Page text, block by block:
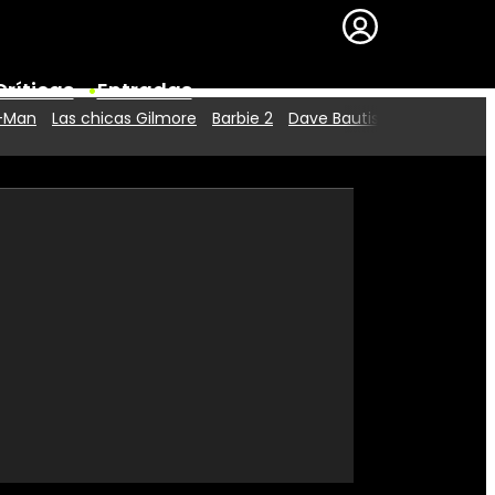
Entradas
Premios
Las chicas Gilmore Barbie 2 Dave Bautista